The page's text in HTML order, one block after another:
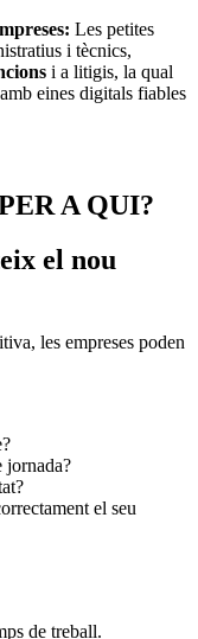
Les petites
i tècnics,
i a litigis, la qual
eines digitals fiables
A QUI?
el nou
les empreses poden
jornada?
el seu
de treball.